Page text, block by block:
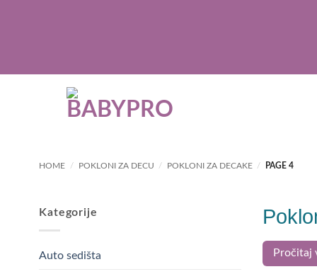
HOME / POKLONI ZA DECU / POKLONI ZA DECAKE / PAGE 4
Kategorije
Auto sedišta Pročitaj